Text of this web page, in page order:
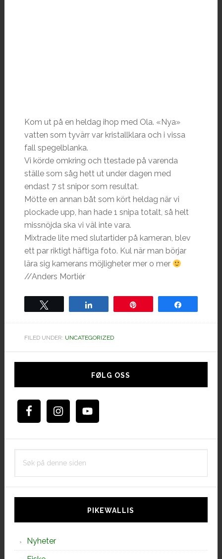
Kom ut på en heldag ihop med Ola. «Nya»
vatten som tyvärr var kristallklara och i vissa
fall spegelblanka.
Vi körde omkring och ttestade på varenda
ställe som såg hett ut under dagen med
endast 7 st snipor som resultat.
Mötte en annan båt som kört heldag när vi
plockade upp, han hade 1 snipa totalt, så helt
missnöjda ska vi väl inte vara.
Mixtrade lite med slutartider på kameran, blev
ett par riktigt häftiga foto. Kul när man börjar
lära sig kamerans möjligheter mer o mer
//Anders Mortiér
FILED UNDER: UNCATEGORIZED
Hoved
FØLG OSS
PIKEWALLIS
Nyheter